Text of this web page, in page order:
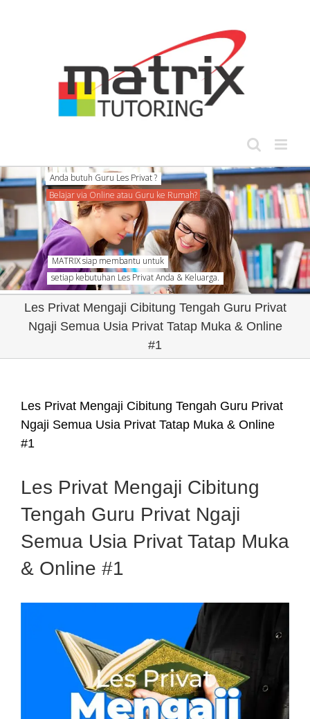
Anda butuh Guru Les Privat ?
Belajar via Online atau Guru ke Rumah?
MATRIX siap membantu untuk
setiap kebutuhan Les Privat Anda & Keluarga.
Les Privat Mengaji Cibitung Tengah Guru Privat
Ngaji Semua Usia Privat Tatap Muka & Online
#1
Les Privat Mengaji Cibitung Tengah Guru Privat
Ngaji Semua Usia Privat Tatap Muka & Online
#1
Les Privat Mengaji Cibitung
Tengah Guru Privat Ngaji
Semua Usia Privat Tatap Muka
& Online #1